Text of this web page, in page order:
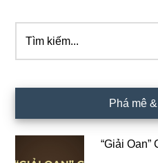
Sidebar
chính
kiếm...
Phá mê
“Giải Oan”